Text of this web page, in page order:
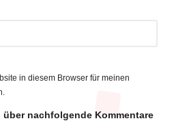
in diesem Browser für meinen
nachfolgende Kommentare